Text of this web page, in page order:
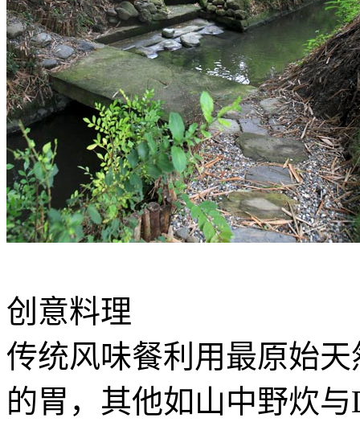
创意料理
传统风味餐利用最原始
的胃，其他如山中野炊